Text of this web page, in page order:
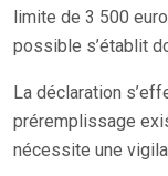
limite de 3 500
possible s’établit
La déclaration
préremplissage
nécessite une